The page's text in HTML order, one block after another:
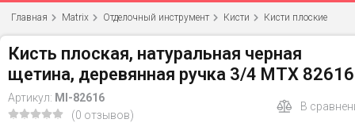
Главная Matrix Отделочный инструмент Кисти Кисти плоские
Кисть плоская, натуральная черная
щетина, деревянная ручка 3/4 MTX 82616
Артикул: MI-82616
(0 отзывов)
В